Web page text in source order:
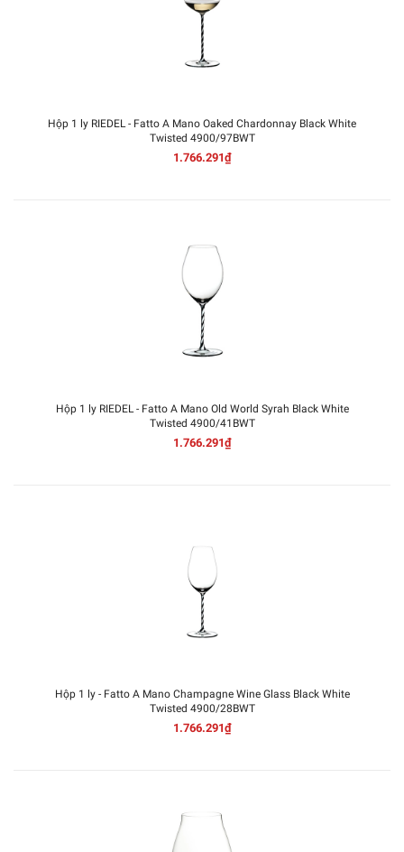
Hộp 1 ly RIEDEL - Fatto A Mano Oaked Chardonnay Black White
Twisted 4900/97BWT
1.766.291₫
Hộp 1 ly RIEDEL - Fatto A Mano Old World Syrah Black White
Twisted 4900/41BWT
1.766.291₫
Hộp 1 ly - Fatto A Mano Champagne Wine Glass Black White
Twisted 4900/28BWT
1.766.291₫